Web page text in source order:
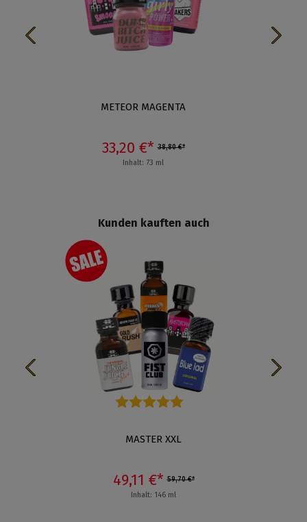
METEOR MAGENTA
33,20 €* 38,80 €*
Inhalt: 73 ml
Kunden kauften auch
MASTER XXL
49,11 €* 59,70 €*
Inhalt: 146 ml